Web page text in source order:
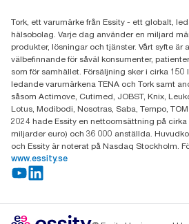
Tork, ett varumärke från Essity - ett globalt,
hälsobolag. Varje dag använder en miljard
produkter, lösningar och tjänster. Vårt syfte är
välbefinnande för såväl konsumenter,
som för samhället. Försäljning sker i cirka
ledande varumärkena TENA och Tork samt
såsom Actimove, Cutimed, JOBST, Knix,
Lotus, Modibodi, Nosotras, Saba, Tempo,
2024 hade Essity en nettoomsättning på
miljarder euro) och 36 000 anställda.
och Essity är noterat på Nasdaq Stockholm.
www.essity.se